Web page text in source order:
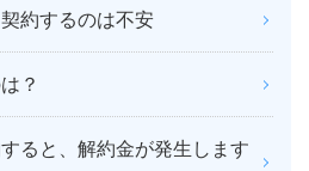
約するのは不安
？
ると、解約金が発生します